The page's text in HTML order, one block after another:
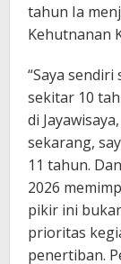
tahun Ia
Kehutnanan
“Saya
sekitar 10
di
sekarang,
11 tahun.
2026
pikir ini
prioritas
penertiban.